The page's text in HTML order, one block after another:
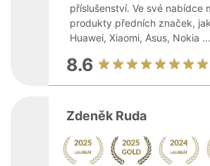
příslušenství. Ve své nabídce
produkty předních značek,
Huawei, Xiaomi, Asus, Nokia ...
8.6
Zdeněk Ruda